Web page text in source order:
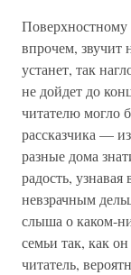
впрочем, звучит
устанет, так
не дойдет до
читателю могло
рассказчика —
разные дома
радость, узнавая
невзрачным
слыша о каком-
семьи так, как
читатель,